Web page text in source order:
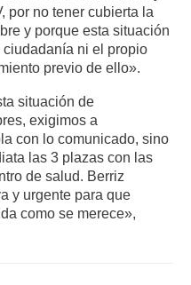
por no tener cubierta la
y porque esta situación
ni el propio
previo de ello».
situación de
exigimos a
con lo comunicado, sino
las 3 plazas con las
de salud. Berriz
y urgente para que
como se merece»,